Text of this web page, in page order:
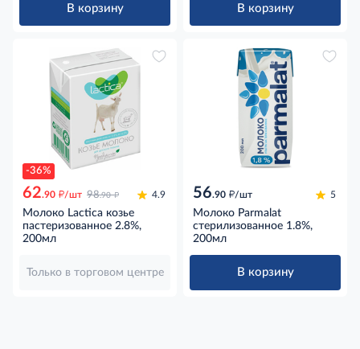
В корзину В корзину
-36%
62.90 д/шт 98.90 д 4.9
Молоко Lactica козье
пастеризованное 2.8%,
200мл
Только в торговом центре
56.90 д/шт 5
Молоко Parmalat
стерилизованное 1.8%,
200мл
В корзину